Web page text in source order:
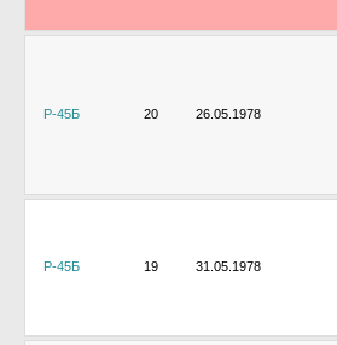
Р-45Б 20 26.05.1978
Р-45Б 19 31.05.1978